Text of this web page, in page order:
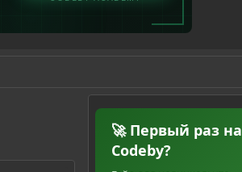
🚀 Первый раз на
Codeby?